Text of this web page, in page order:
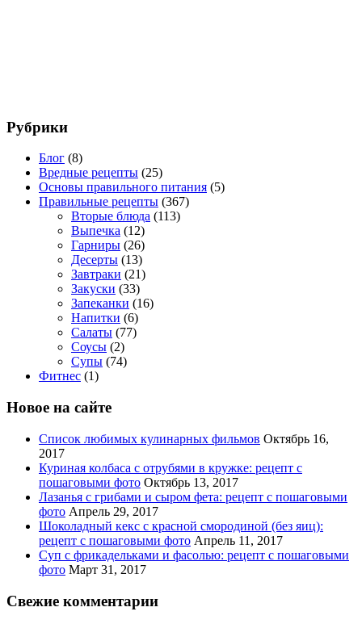
Рубрики
Блог (8)
Вредные рецепты (25)
Основы правильного питания (5)
Правильные рецепты (367)
Вторые блюда (113)
Выпечка (12)
Гарниры (26)
Десерты (13)
Завтраки (21)
Закуски (33)
Запеканки (16)
Напитки (6)
Салаты (77)
Соусы (2)
Супы (74)
Фитнес (1)
Новое на сайте
Список любимых кулинарных фильмов Октябрь 16,
2017
Куриная колбаса с отрубями в кружке: рецепт с
пошаговыми фото Октябрь 13, 2017
Лазанья с грибами и сыром фета: рецепт с пошаговыми
фото Апрель 29, 2017
Шоколадный кекс с красной смородиной (без яиц):
рецепт с пошаговыми фото Апрель 11, 2017
Суп с фрикадельками и фасолью: рецепт с пошаговыми
фото Март 31, 2017
Свежие комментарии